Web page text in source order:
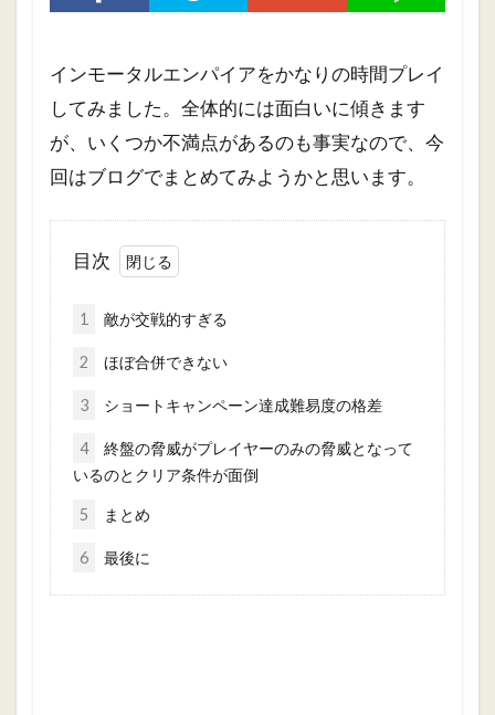
インモータルエンパイアをかなりの時間プレイ
してみました。全体的には面白いに傾きます
が、いくつか不満点があるのも事実なので、今
回はブログでまとめてみようかと思います。
目次
1 敵が交戦的すぎる
2 ほぼ合併できない
3 ショートキャンペーン達成難易度の格差
4
終盤の脅威がプレイヤーのみの脅威となって
いるのとクリア条件が面倒
5 まとめ
6 最後に